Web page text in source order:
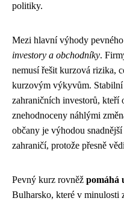
politiky.
Mezi hlavní výhody
investory a obchodníky.
nemusí řešit kurzová rizika,
kurzovým výkyvům.
zahraničních investorů, kteří
znehodnoceny náhlými
občany je výhodou
zahraničí, protože přesně
Pevný kurz rovněž pomáhá
Bulharsko, které v minulosti